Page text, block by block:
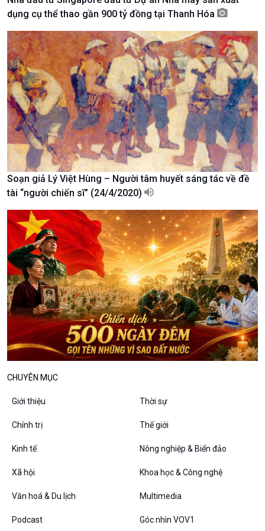
Xã hội
Tin Đời sống & Xã hội
360 độ Sức khỏe
Chuyển đổi Xanh
Tài nguyên và Môi trường
Chuyên gia của bạn
Xã hội chuyển động
Bước chân đến trường
Khoa học & Công nghệ
Tin Khoa học & Công nghệ
Kết nối công nghệ
Sống chung với biến đổi
khí hậu
Văn hoá & Du lịch
Tin Văn hoá & Du lịch
Chát với người nổi tiếng
Câu chuyện Thể thao
Multimedia
Ảnh
Video
Infographic
E-Magazine
Podcast
Bình luận
Câu chuyện thời sự
Đối thoại
Diễn đàn chủ nhật
dụng cụ thể thao gần 900 tỷ đồng tại Thanh Hóa
Soạn giả Lý Việt Hùng – Người tâm huyết sáng tác về đề
tài “người chiến sĩ” (24/4/2020)
CHUYÊN MỤC
Giới thiệu Thời sự
Chính trị Thế giới
Kinh tế Nông nghiệp & Biển đảo
Xã hội Khoa học & Công nghệ
Văn hoá & Du lịch Multimedia
Podcast Góc nhìn VOV1